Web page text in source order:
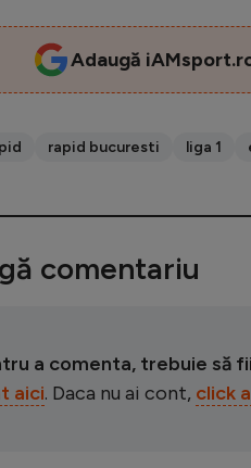
Adaugă
rapid bucuresti liga 1
comentariu
a comenta, trebuie să
aici. Daca nu ai cont, click